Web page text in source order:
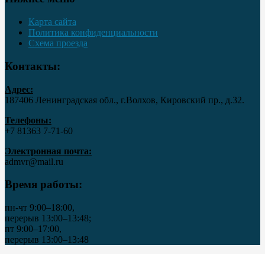
Карта сайта
Политика конфиденциальности
Схема проезда
Контакты:
Адрес:
187406 Ленинградская обл., г.Волхов, Кировский пр., д.32.
Телефоны:
+7 81363 7‑71-60
Электронная почта:
admvr@mail.ru
Время работы:
пн-чт 9:00–18:00,
перерыв 13:00–13:48;
пт 9:00–17:00,
перерыв 13:00–13:48